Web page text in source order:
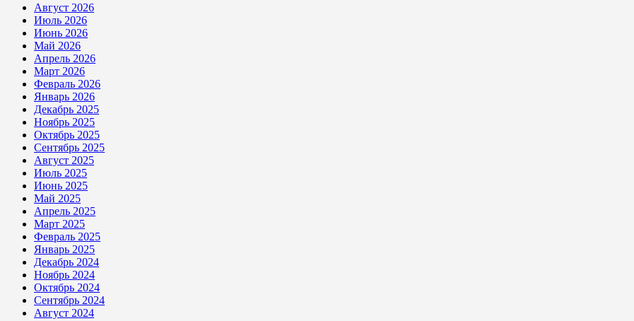
Август 2026
Июль 2026
Июнь 2026
Май 2026
Апрель 2026
Март 2026
Февраль 2026
Январь 2026
Декабрь 2025
Ноябрь 2025
Октябрь 2025
Сентябрь 2025
Август 2025
Июль 2025
Июнь 2025
Май 2025
Апрель 2025
Март 2025
Февраль 2025
Январь 2025
Декабрь 2024
Ноябрь 2024
Октябрь 2024
Сентябрь 2024
Август 2024